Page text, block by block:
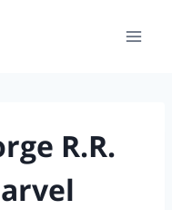
R.R.